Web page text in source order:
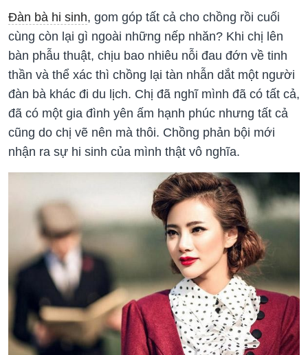
Đàn bà hi sinh, gom góp tất cả cho chồng rồi cuối
cùng còn lại gì ngoài những nếp nhăn? Khi chị lên
bàn phẫu thuật, chịu bao nhiêu nỗi đau đớn về tinh
thần và thể xác thì chồng lại tàn nhẫn dắt một người
đàn bà khác đi du lịch. Chị đã nghĩ mình đã có tất cả,
đã có một gia đình yên ấm hạnh phúc nhưng tất cả
cũng do chị vẽ nên mà thôi. Chồng phản bội mới
nhận ra sự hi sinh của mình thật vô nghĩa.